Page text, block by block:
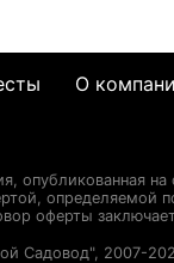
О
опубликованная
определяемой
оферты
Садовод", 2007-